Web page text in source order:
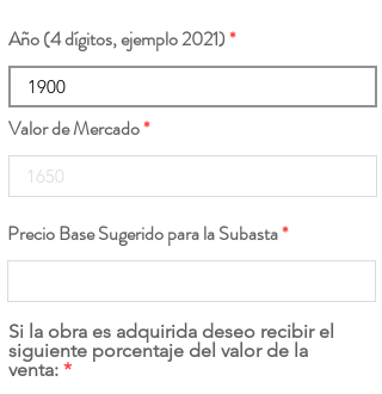
Año (4 dígitos, ejemplo 2021)
Valor de Mercado
Precio Base Sugerido para la Subasta
Si la obra es adquirida deseo recibir el
siguiente porcentaje del valor de la
venta: